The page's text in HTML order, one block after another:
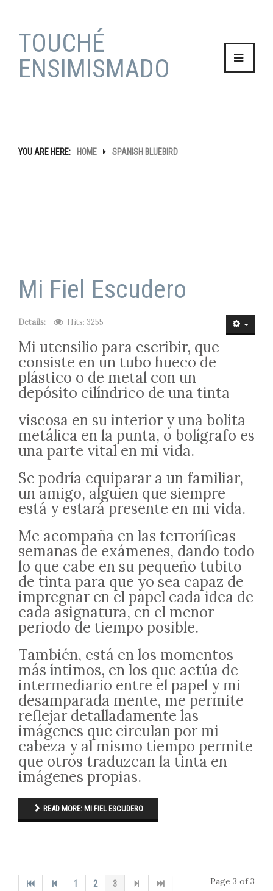
TOUCHÉ
ENSIMISMADO
SPANISH BLUEBIRD
YOU ARE HERE: HOME SPANISH BLUEBIRD
Mi Fiel Escudero
Details: Hits: 3255
Mi utensilio para escribir, que
consiste en un tubo hueco de
plástico o de metal con un
depósito cilíndrico de una tinta
viscosa en su interior y una bolita
metálica en la punta, o bolígrafo es
una parte vital en mi vida.
Se podría equiparar a un familiar,
un amigo, alguien que siempre
está y estará presente en mi vida.
Me acompaña en las terroríficas
semanas de exámenes, dando todo
lo que cabe en su pequeño tubito
de tinta para que yo sea capaz de
impregnar en el papel cada idea de
cada asignatura, en el menor
periodo de tiempo posible.
También, está en los momentos
más íntimos, en los que actúa de
intermediario entre el papel y mi
desamparada mente, me permite
reflejar detalladamente las
imágenes que circulan por mi
cabeza y al mismo tiempo permite
que otros traduzcan la tinta en
imágenes propias.
READ MORE: MI FIEL ESCUDERO
Page 3 of 3
1 2 3